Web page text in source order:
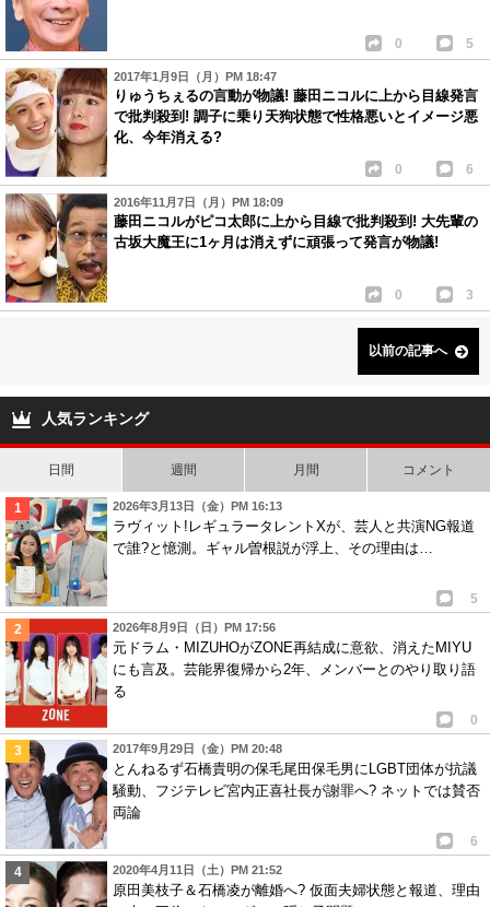
0 5
2017年1月9日（月）PM 18:47
りゅうちぇるの言動が物議! 藤田ニコルに上から目線発言
で批判殺到! 調子に乗り天狗状態で性格悪いとイメージ悪
化、今年消える?
0 6
2016年11月7日（月）PM 18:09
藤田ニコルがピコ太郎に上から目線で批判殺到! 大先輩の
古坂大魔王に1ヶ月は消えずに頑張って発言が物議!
0 3
以前の記事へ
人気ランキング
日間 週間 月間 コメント
2026年3月13日（金）PM 16:13
ラヴィット!レギュラータレントXが、芸人と共演NG報道
で誰?と憶測。ギャル曽根説が浮上、その理由は…
5
2026年8月9日（日）PM 17:56
元ドラム・MIZUHOがZONE再結成に意欲、消えたMIYU
にも言及。芸能界復帰から2年、メンバーとのやり取り語
る
0
2017年9月29日（金）PM 20:48
とんねるず石橋貴明の保毛尾田保毛男にLGBT団体が抗議
騒動、フジテレビ宮内正喜社長が謝罪へ? ネットでは賛否
両論
6
2020年4月11日（土）PM 21:52
原田美枝子＆石橋凌が離婚へ? 仮面夫婦状態と報道、理由